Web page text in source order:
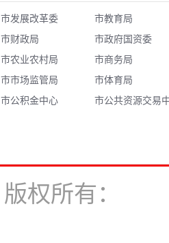
市发展改革委
市教育局
市财政局
市政府国资委
市农业农村局
市商务局
市市场监管局
市体育局
市公积金中心
市公共资源交易
版权所有： 中